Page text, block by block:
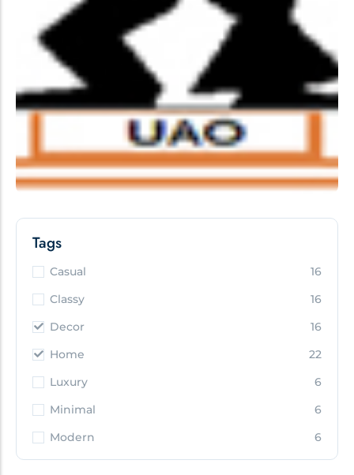
Tags
Casual
16
Classy
16
Decor
16
Home
22
Luxury
6
Minimal
6
Modern
6